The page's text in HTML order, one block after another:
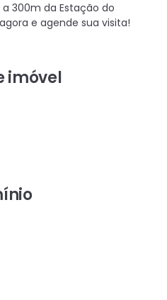
300m da Estação do
e agende sua visita!
imóvel